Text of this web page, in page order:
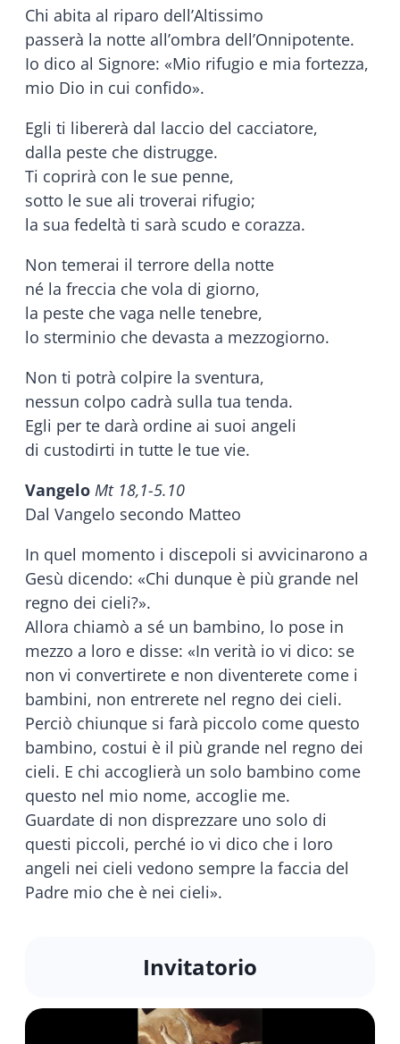
Chi abita al riparo dell’Altissimo
passerà la notte all’ombra dell’Onnipotente.
Io dico al Signore: «Mio rifugio e mia fortezza,
mio Dio in cui confido».
Egli ti libererà dal laccio del cacciatore,
dalla peste che distrugge.
Ti coprirà con le sue penne,
sotto le sue ali troverai rifugio;
la sua fedeltà ti sarà scudo e corazza.
Non temerai il terrore della notte
né la freccia che vola di giorno,
la peste che vaga nelle tenebre,
lo sterminio che devasta a mezzogiorno.
Non ti potrà colpire la sventura,
nessun colpo cadrà sulla tua tenda.
Egli per te darà ordine ai suoi angeli
di custodirti in tutte le tue vie.
Vangelo Mt 18,1-5.10
Dal Vangelo secondo Matteo
In quel momento i discepoli si avvicinarono a
Gesù dicendo: «Chi dunque è più grande nel
regno dei cieli?».
Allora chiamò a sé un bambino, lo pose in
mezzo a loro e disse: «In verità io vi dico: se
non vi convertirete e non diventerete come i
bambini, non entrerete nel regno dei cieli.
Perciò chiunque si farà piccolo come questo
bambino, costui è il più grande nel regno dei
cieli. E chi accoglierà un solo bambino come
questo nel mio nome, accoglie me.
Guardate di non disprezzare uno solo di
questi piccoli, perché io vi dico che i loro
angeli nei cieli vedono sempre la faccia del
Padre mio che è nei cieli».
Invitatorio